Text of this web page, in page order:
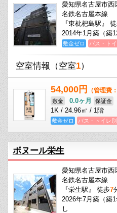
愛知県名古屋市西
名鉄名古屋本線
『東枇杷島駅』
2014年1月築（築
敷金ゼロ バス・ト
空室情報 （空室1）
54,000円 （管理費
敷金 0.0ヶ月 保証金
1K / 24.96㎡ / 1階
敷金ゼロ バス・トイレ別
ボヌール栄生
愛知県名古屋市西
名鉄名古屋本線
『栄生駅』 徒歩7
2026年7月築（築
し